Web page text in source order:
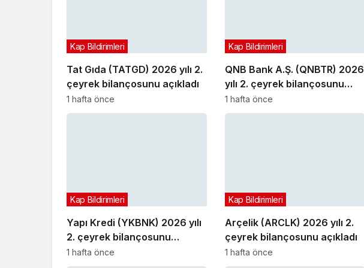
Tat Gıda (TATGD) 2026 yılı 2.
çeyrek bilançosunu açıkladı
Kap Bildirimleri
1 hafta önce
QNB Bank A.Ş. (QNBTR) 2026
yılı 2. çeyrek bilançosunu
açıkladı
Kap Bildirimleri
1 hafta önce
Yapı Kredi (YKBNK) 2026 yılı
2. çeyrek bilançosunu
açıkladı
Kap Bildirimleri
1 hafta önce
Arçelik (ARCLK) 2026 yılı 2.
çeyrek bilançosunu açıkladı
Kap Bildirimleri
1 hafta önce